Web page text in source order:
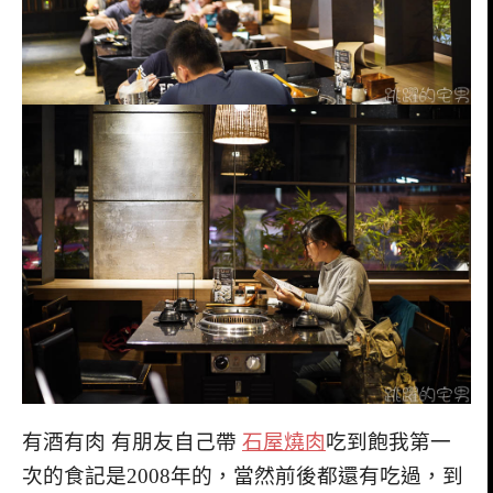
有酒有肉 有朋友自己帶 石屋燒肉吃到飽我第一
次的食記是2008年的，當然前後都還有吃過，到